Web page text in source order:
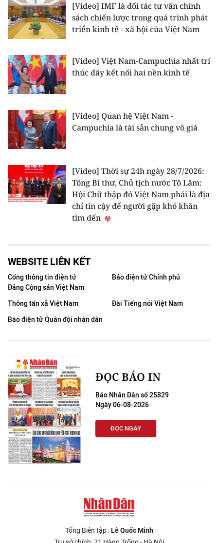
[Video] IMF là đối tác tư vấn chính
sách chiến lược trong quá trình phát
triển kinh tế - xã hội của Việt Nam
[Video] Việt Nam-Campuchia nhất trí
thúc đẩy kết nối hai nền kinh tế
[Video] Quan hệ Việt Nam -
Campuchia là tài sản chung vô giá
[Video] Thời sự 24h ngày 28/7/2026:
Tổng Bí thư, Chủ tịch nước Tô Lâm:
Hội Chữ thập đỏ Việt Nam phải là địa
chỉ tin cậy để người gặp khó khăn
tìm đến
WEBSITE LIÊN KẾT
Cổng thông tin điện tử
Đảng Cộng sản Việt Nam
Báo điện tử Chính phủ
Thông tấn xã Việt Nam
Đài Tiếng nói Việt Nam
Báo điện tử Quân đội nhân dân
ĐỌC BÁO IN
Báo Nhân Dân số 25829
Ngày 06-08-2026
ĐỌC NGAY
Tổng Biên tập :Lê Quốc Minh